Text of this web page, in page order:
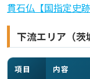
貫石仏【国指定史跡
下流エリア（茨
項目 内容